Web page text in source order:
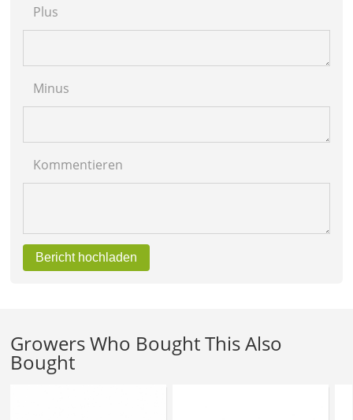
Plus
Minus
Kommentieren
Bericht hochladen
Growers Who Bought This Also
Bought